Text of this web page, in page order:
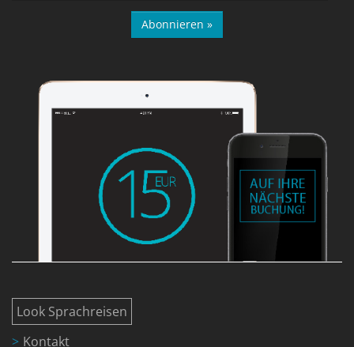
Abonnieren »
Look Sprachreisen
Kontakt